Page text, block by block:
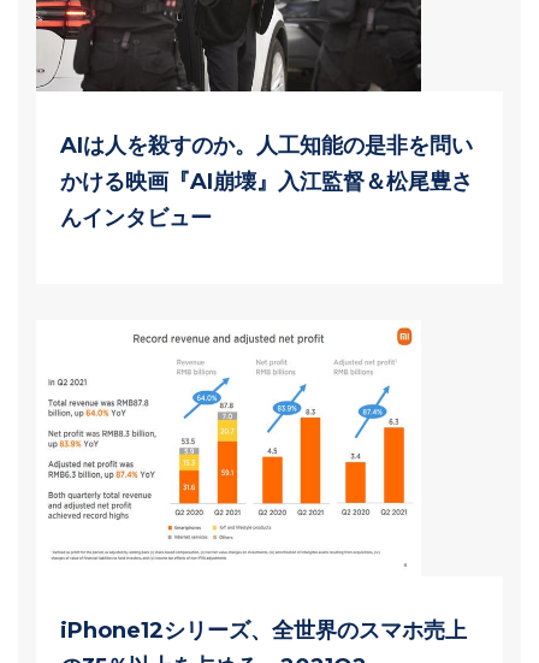
AIは人を殺すのか。人工知能の是非を問い
かける映画『AI崩壊』入江監督＆松尾豊さ
んインタビュー
iPhone12シリーズ、全世界のスマホ売上